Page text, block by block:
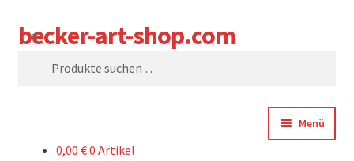
Zur
Navigation
springen
Zum
Inhalt
springen
becker-art-shop.com
Suchen
Menü
0,00 €0 Artikel